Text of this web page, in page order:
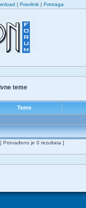
| Pravilnik | Pretraga
teme
Teme
[ Pronađeno je 0 rezultata ]